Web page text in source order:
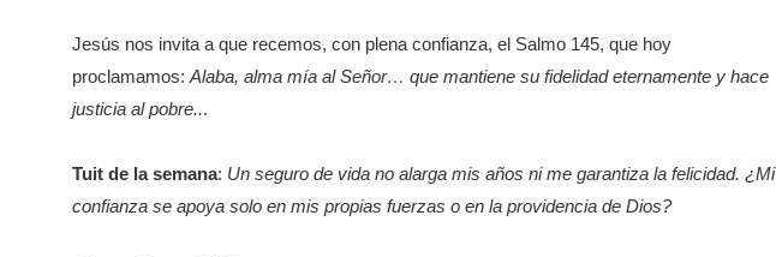
Jesús nos invita a que recemos, con plena confianza, el Salmo 145, que hoy
proclamamos: Alaba, alma mía al Señor… que mantiene su fidelidad eternamente y hace
justicia al pobre...
Tuit de la semana: Un seguro de vida no alarga mis años ni me garantiza la felicidad. ¿Mi
confianza se apoya solo en mis propias fuerzas o en la providencia de Dios?